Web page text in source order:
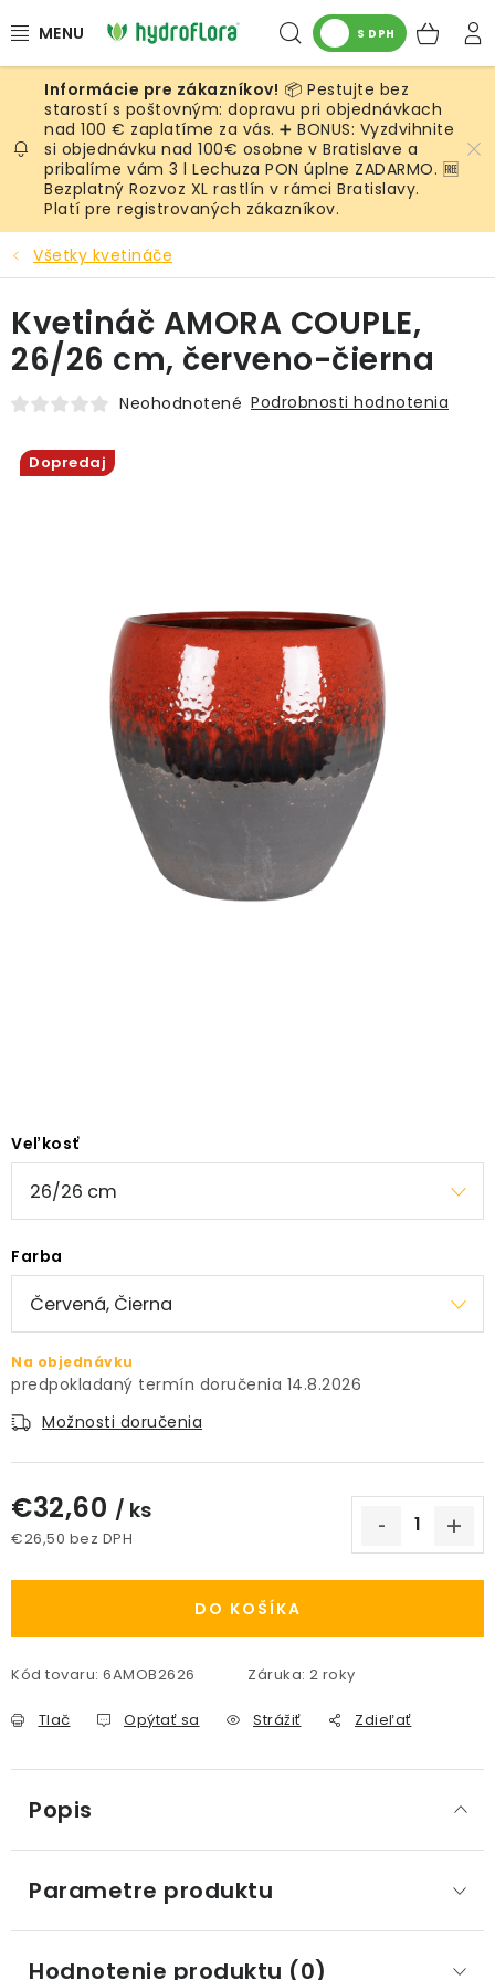
na
Hľadať
S DPH
RASTLINY
UMELÉ RASTLINY
KVETINÁČE
SUBSTRÁTY A PRÍSLUŠENSTVO
SERVIS INTERIÉROVEJ ZELENE
MACHY
INTERIÉROVÉ DEKORÁCIE
NA OBJEDNÁVKU
ZNAČKY
Obchodné podmienky
Podmienky ochrany osobných údajov
O nás
Spôsoby platby
Informácie o doprave
Kontakt / Právne údaje
📦 Pestujte bez
starostí s poštovným: dopravu pri objednávkach
nad 100 € zaplatíme za vás. ➕ BONUS: Vyzdvihnite
si objednávku nad 100€ osobne v Bratislave a
pribalíme vám 3 l Lechuza PON úplne ZADARMO. 🆓
Bezplatný Rozvoz XL rastlín v rámci Bratislavy.
Platí pre registrovaných zákazníkov.
Všetky kvetináče
Veľkosť
Farba
Na objednávku
14.8.2026
Možnosti doručenia
€32,60 / ks
€26,50 bez DPH
DO KOŠÍKA
Kód tovaru: 6AMOB2626 Záruka: 2 roky
Tlač Opýtať sa Strážiť Zdieľať
Kvetináč AMORA COUPLE,
26/26 cm, červeno-čierna
Neohodnotené Podrobnosti hodnotenia
Dopredaj
Popis
Parametre produktu
Hodnotenie produktu (0)